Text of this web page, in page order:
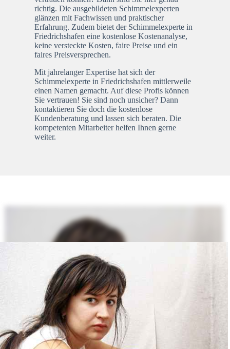
richtig. Die ausgebildeten Schimmelexperten
glänzen mit Fachwissen und praktischer
Erfahrung. Zudem bietet der Schimmelexperte in
Friedrichshafen eine kostenlose Kostenanalyse,
keine versteckte Kosten, faire Preise und ein
faires Preisversprechen.
Mit jahrelanger Expertise hat sich der
Schimmelexperte in Friedrichshafen mittlerweile
einen Namen gemacht. Auf diese Profis können
Sie vertrauen! Sie sind noch unsicher? Dann
kontaktieren Sie doch die kostenlose
Kundenberatung und lassen sich beraten. Die
kompetenten Mitarbeiter helfen Ihnen gerne
weiter.